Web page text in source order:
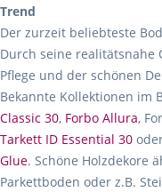
Trend
Der zurzeit beliebteste
Durch seine realitätsnahe
Pflege und der schönen
Bekannte Kollektionen im
Classic 30, Forbo Allura,
Tarkett ID Essential 30
Glue. Schöne Holzdekore
Parkettboden oder z.B.